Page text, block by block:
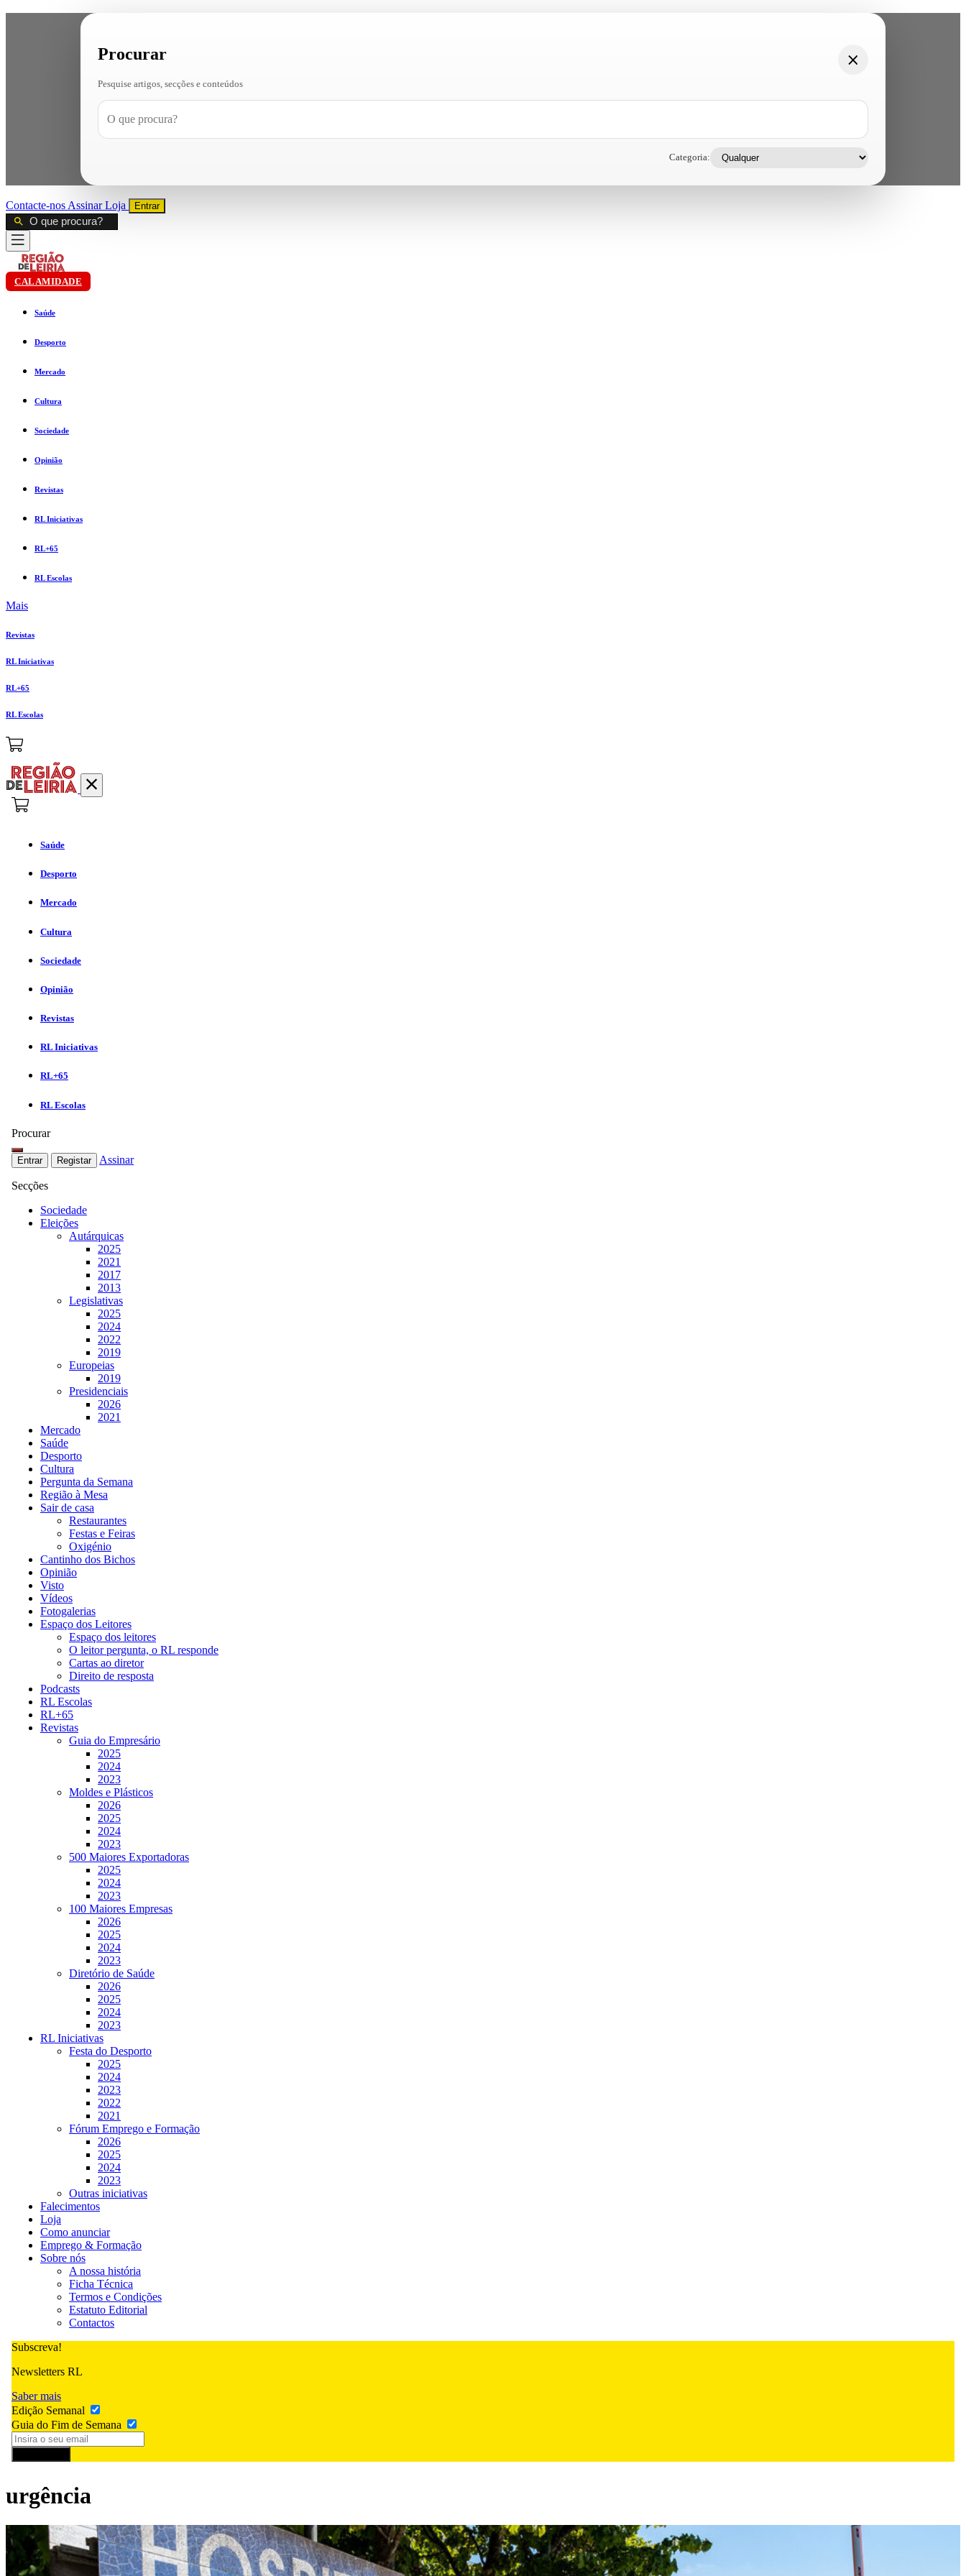
Procurar
Pesquise artigos, secções e conteúdos
Categoria:
Contacte-nos AssinarLoja Entrar
CALAMIDADE
Saúde
Desporto
Mercado
Cultura
Sociedade
Opinião
Revistas
RL Iniciativas
RL+65
RL Escolas
Mais
Revistas
RL Iniciativas
RL+65
RL Escolas
Saúde
Desporto
Mercado
Cultura
Sociedade
Opinião
Revistas
RL Iniciativas
RL+65
RL Escolas
Procurar
Entrar Registar Assinar
Secções
Sociedade
Eleições
Autárquicas
2025
2021
2017
2013
Legislativas
2025
2024
2022
2019
Europeias
2019
Presidenciais
2026
2021
Mercado
Saúde
Desporto
Cultura
Pergunta da Semana
Região à Mesa
Sair de casa
Restaurantes
Festas e Feiras
Oxigénio
Cantinho dos Bichos
Opinião
Visto
Vídeos
Fotogalerias
Espaço dos Leitores
Espaço dos leitores
O leitor pergunta, o RL responde
Cartas ao diretor
Direito de resposta
Podcasts
RL Escolas
RL+65
Revistas
Guia do Empresário
2025
2024
2023
Moldes e Plásticos
2026
2025
2024
2023
500 Maiores Exportadoras
2025
2024
2023
100 Maiores Empresas
2026
2025
2024
2023
Diretório de Saúde
2026
2025
2024
2023
RL Iniciativas
Festa do Desporto
2025
2024
2023
2022
2021
Fórum Emprego e Formação
2026
2025
2024
2023
Outras iniciativas
Falecimentos
Loja
Como anunciar
Emprego & Formação
Sobre nós
A nossa história
Ficha Técnica
Termos e Condições
Estatuto Editorial
Contactos
Subscreva!
Newsletters RL
Saber mais
Edição Semanal
Guia do Fim de Semana
urgência